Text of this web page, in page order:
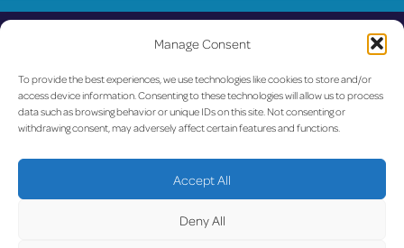
Manage Consent
To provide the best experiences, we use technologies like cookies to store and/or
access device information. Consenting to these technologies will allow us to process
data such as browsing behavior or unique IDs on this site. Not consenting or
withdrawing consent, may adversely affect certain features and functions.
Accept All
Deny All
UPDATED
LUX on the radar
Facebook X YouTube Instagram
Go to Corporate Website
©2026 Copyright Société de l’Aéroport de Luxembourg